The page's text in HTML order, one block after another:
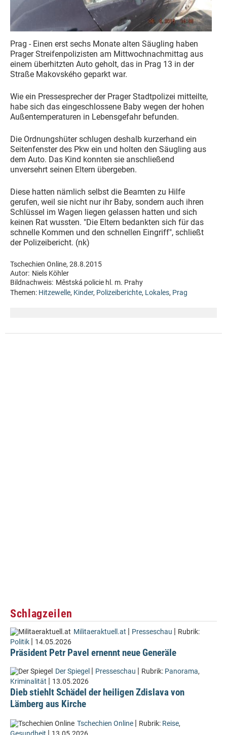
Prag - Einen erst sechs Monate alten Säugling haben
Prager Streifenpolizisten am Mittwochnachmittag aus
einem überhitzten Auto geholt, das in Prag 13 in der
Straße Makovského geparkt war.
Wie ein Pressesprecher der Prager Stadtpolizei mitteilte,
habe sich das eingeschlossene Baby wegen der hohen
Außentemperaturen in Lebensgefahr befunden.
Die Ordnungshüter schlugen deshalb kurzerhand ein
Seitenfenster des Pkw ein und holten den Säugling aus
dem Auto. Das Kind konnten sie anschließend
unversehrt seinen Eltern übergeben.
Diese hatten nämlich selbst die Beamten zu Hilfe
gerufen, weil sie nicht nur ihr Baby, sondern auch ihren
Schlüssel im Wagen liegen gelassen hatten und sich
keinen Rat wussten. "Die Eltern bedankten sich für das
schnelle Kommen und den schnellen Eingriff", schließt
der Polizeibericht. (nk)
Tschechien Online, 28.8.2015
Autor: Niels Köhler
Bildnachweis: Městská policie hl. m. Prahy
Themen: Hitzewelle, Kinder, Polizeiberichte, Lokales, Prag
Schlagzeilen
Militaeraktuell.at | Presseschau | Rubrik:
Politik | 14.05.2026
Präsident Petr Pavel ernennt neue Generäle
Der Spiegel | Presseschau | Rubrik: Panorama,
Kriminalität | 13.05.2026
Dieb stiehlt Schädel der heiligen Zdislava von
Lämberg aus Kirche
Tschechien Online | Rubrik: Reise,
|